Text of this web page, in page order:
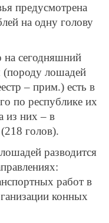
предусмотрена
на одну голову
на сегодняшний
(породу лошадей
– прим.) есть в
по республике их
из них – в
голов).
разводится
работ в
конных